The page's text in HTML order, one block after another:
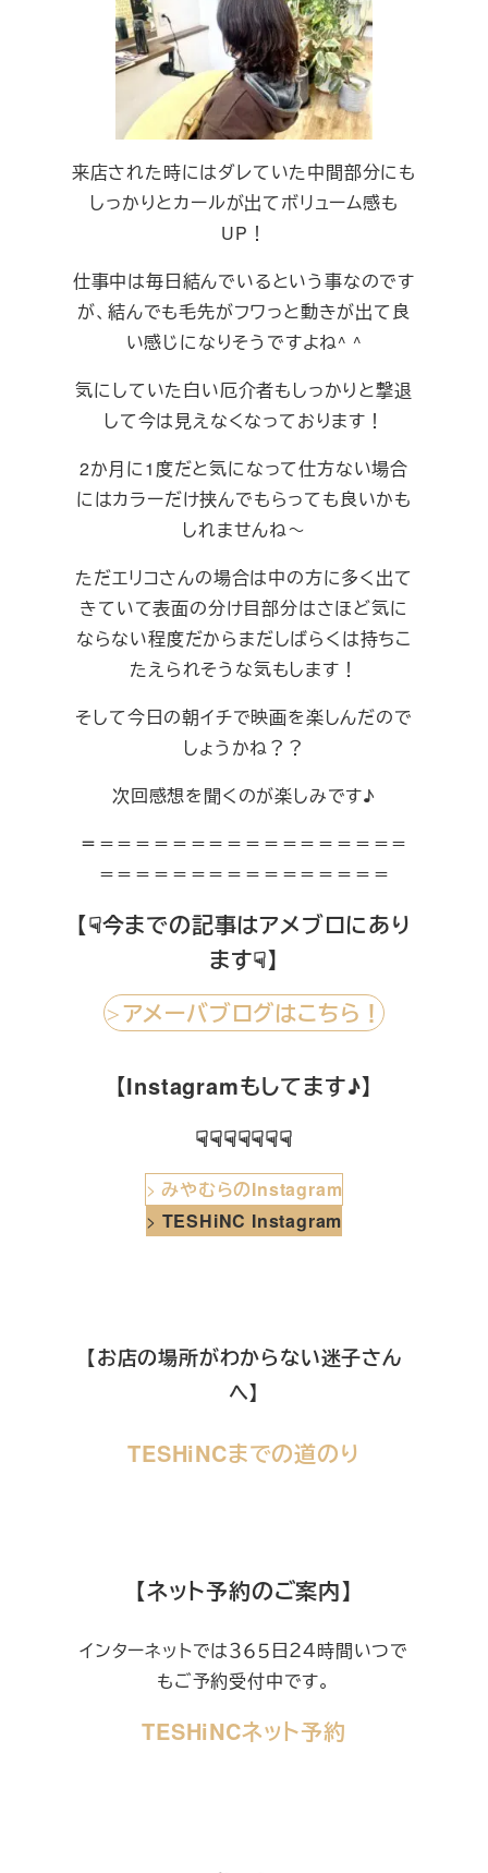
来店された時にはダレていた中間部分にも
しっかりとカールが出てボリューム感も
UP！
仕事中は毎日結んでいるという事なのです
が、結んでも毛先がフワっと動きが出て良
い感じになりそうですよね^ ^
気にしていた白い厄介者もしっかりと撃退
して今は見えなくなっております！
2か月に1度だと気になって仕方ない場合
にはカラーだけ挟んでもらっても良いかも
しれませんね～
ただエリコさんの場合は中の方に多く出て
きていて表面の分け目部分はさほど気に
ならない程度だからまだしばらくは持ちこ
たえられそうな気もします！
そして今日の朝イチで映画を楽しんだので
しょうかね？？
次回感想を聞くのが楽しみです♪
＝ ＝＝＝＝＝＝＝＝＝＝＝＝＝＝＝＝＝
＝＝＝＝＝＝＝＝＝＝＝＝＝＝＝＝
【☟今までの記事はアメブロにあり
ます☟】
＞アメーバブログはこちら！
【Instagramもしてます♪】
☟☟☟☟☟☟☟
>みやむらのInstagram
> TESHiNC Instagram
【お店の場所がわからない迷子さん
へ】
TESHiNCまでの道のり
【ネット予約のご案内】
インターネットでは３６５日２４時間いつで
もご予約受付中です。
TESHiNCネット予約